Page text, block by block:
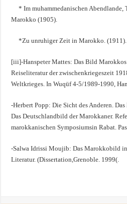
* Im muhammedanischen Abendlande,
Marokko (1905).
*Zu unruhiger Zeit in Marokko. (1911).
[iii]-Hanspeter Mattes: Das Bild
Reiseliteratur der zwischenkriegeszeit
Weltkrieges. In Wuqüf 4-5/1989-1990,
-Herbert Popp: Die Sicht des Anderen.
Das Deutschlandbild der Marokkaner.
marokkanischen Symposiumsin Rabat.
-Salwa Idrissi Moujib: Das Marokkobild
Literatur. (Dissertation,Grenoble. 1999(.